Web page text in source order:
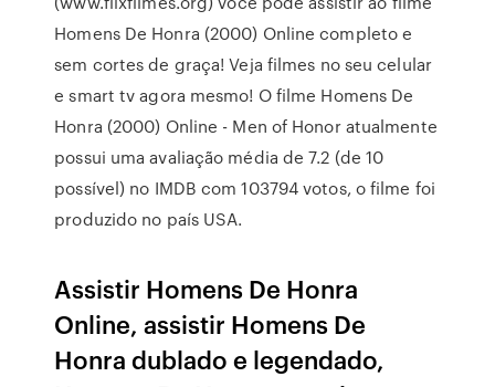
Homens De Honra (2000) Online completo e
sem cortes de graça! Veja filmes no seu celular
e smart tv agora mesmo! O filme Homens De
Honra (2000) Online - Men of Honor atualmente
possui uma avaliação média de 7.2 (de 10
possível) no IMDB com 103794 votos, o filme foi
produzido no país USA.
Assistir Homens De Honra
Online, assistir Homens De
Honra dublado e legendado,